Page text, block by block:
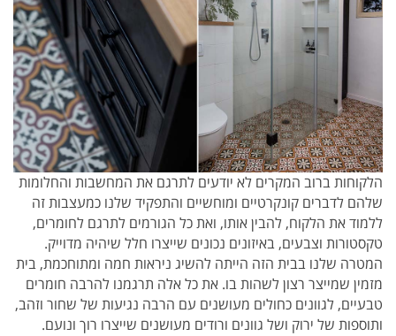
הלקוחות ברוב המקרים לא יודעים לתרגם את המחשבות והחלומות
שלהם לדברים קונקרטיים ומוחשיים והתפקיד שלנו כמעצבות זה
ללמוד את הלקוח, להבין אותו, ואת כל הגורמים לתרגם לחומרים,
טקסטורות וצבעים, באיזונים נכונים שייצרו חלל שיהיה מדוייק.
המטרה שלנו בבית הזה הייתה להשיג ניראות חמה ומתוחכמת, בית
מזמין שמייצר רצון לשהות בו. את כל אלה תרגמנו להרבה חומרים
טבעיים, לגוונים כחולים מעושנים עם הרבה נגיעות של שחור וזהב,
ותוספות של ירוק ושל גוונים ורודים מעושנים שייצרו רוך ונועם.